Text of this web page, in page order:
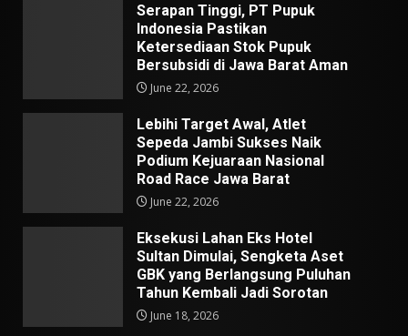
Serapan Tinggi, PT Pupuk
Indonesia Pastikan
Ketersediaan Stok Pupuk
Bersubsidi di Jawa Barat Aman
June 22, 2026
Lebihi Target Awal, Atlet
Sepeda Jambi Sukses Naik
Podium Kejuaraan Nasional
Road Race Jawa Barat
June 22, 2026
Eksekusi Lahan Eks Hotel
Sultan Dimulai, Sengketa Aset
GBK yang Berlangsung Puluhan
Tahun Kembali Jadi Sorotan
June 18, 2026